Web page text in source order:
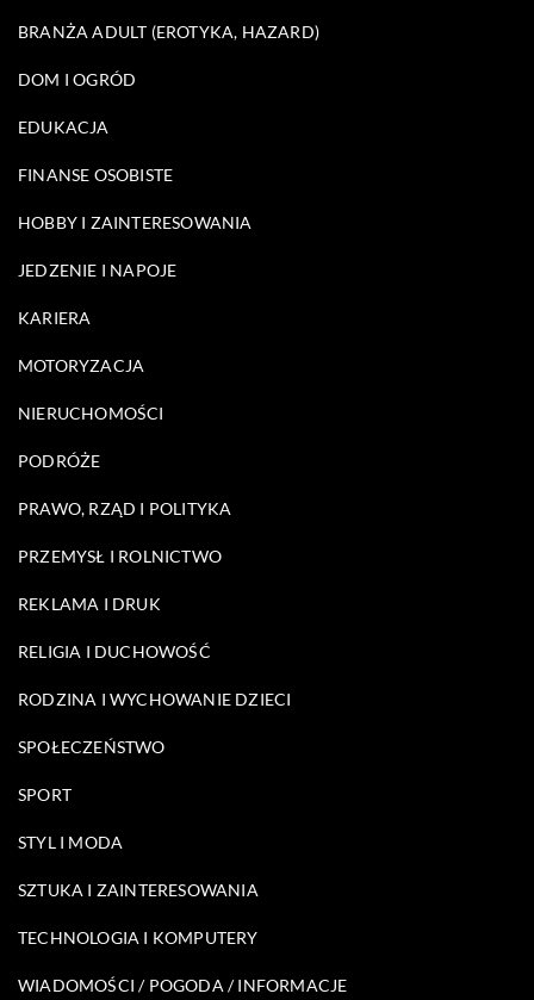
BRANŻA ADULT (EROTYKA, HAZARD)
DOM I OGRÓD
EDUKACJA
FINANSE OSOBISTE
HOBBY I ZAINTERESOWANIA
JEDZENIE I NAPOJE
KARIERA
MOTORYZACJA
NIERUCHOMOŚCI
PODRÓŻE
PRAWO, RZĄD I POLITYKA
PRZEMYSŁ I ROLNICTWO
REKLAMA I DRUK
RELIGIA I DUCHOWOŚĆ
RODZINA I WYCHOWANIE DZIECI
SPOŁECZEŃSTWO
SPORT
STYL I MODA
SZTUKA I ZAINTERESOWANIA
TECHNOLOGIA I KOMPUTERY
WIADOMOŚCI / POGODA / INFORMACJE